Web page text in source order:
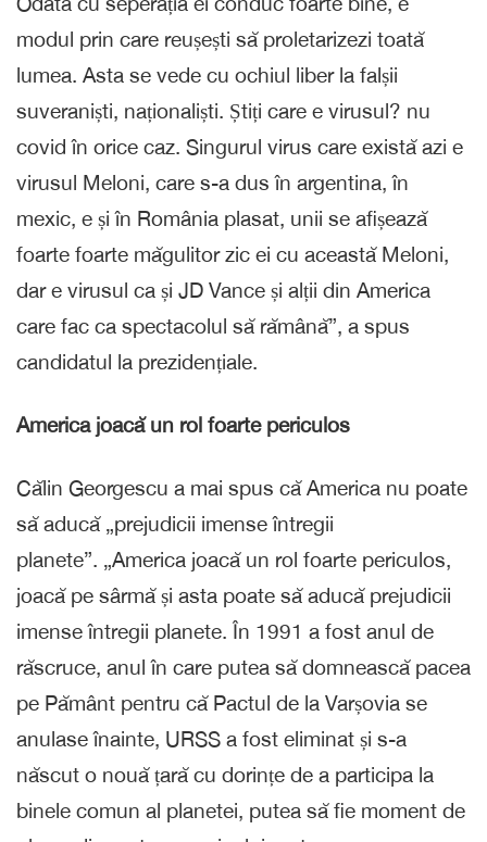
modul prin care reușești să proletarizezi toată
lumea. Asta se vede cu ochiul liber la falșii
suveraniști, naționaliști. Știți care e virusul? nu
covid în orice caz. Singurul virus care există azi e
virusul Meloni, care s-a dus în argentina, în
mexic, e și în România plasat, unii se afișează
foarte foarte măgulitor zic ei cu această Meloni,
dar e virusul ca și JD Vance și alții din America
care fac ca spectacolul să rămână”, a spus
candidatul la prezidențiale.
America joacă un rol foarte periculos
Călin Georgescu a mai spus că America nu poate
să aducă „prejudicii imense întregii
planete”. „America joacă un rol foarte periculos,
joacă pe sârmă și asta poate să aducă prejudicii
imense întregii planete. În 1991 a fost anul de
răscruce, anul în care putea să domnească pacea
pe Pământ pentru că Pactul de la Varșovia se
anulase înainte, URSS a fost eliminat și s-a
născut o nouă țară cu dorințe de a participa la
binele comun al planetei, putea să fie moment de